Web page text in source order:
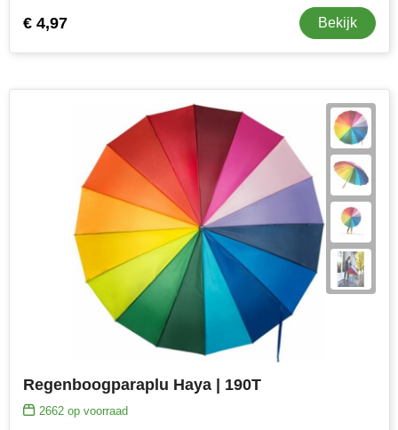
€ 4,97 Bekijk
Regenboogparaplu Haya | 190T
2662op voorraad